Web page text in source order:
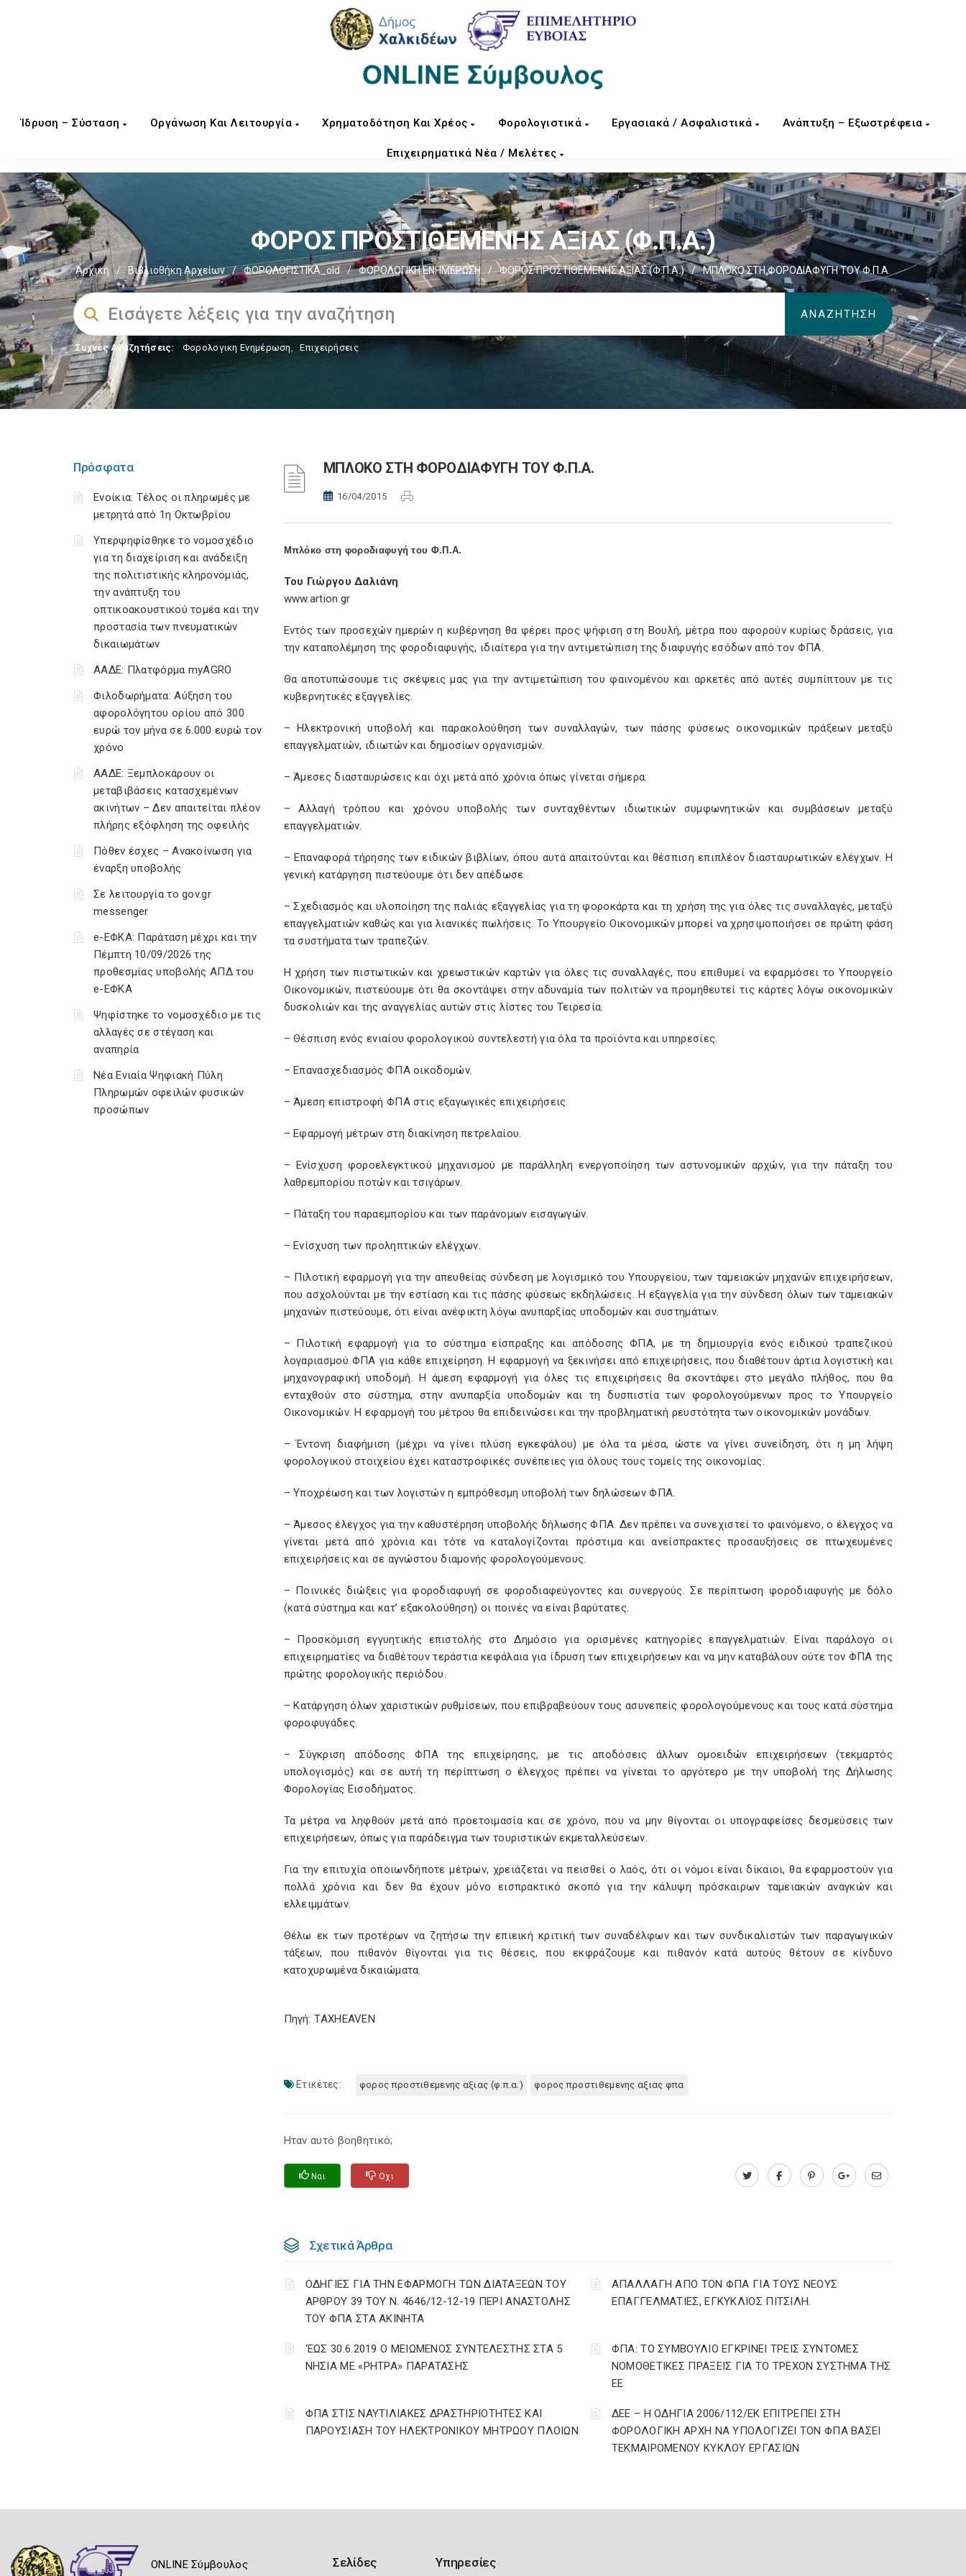
Ίδρυση – Σύσταση Οργάνωση Και Λειτουργία Χρηματοδότηση Και Χρέος Φορολογιστικά Εργασιακά / Ασφαλιστικά Ανάπτυξη – Εξωστρέφεια
Επιχειρηματικά Νέα / Μελέτες
ΦΟΡΟΣ ΠΡΟΣΤΙΘΕΜΕΝΗΣ ΑΞΙΑΣ (Φ.Π.Α.)
Αρχική / Βιβλιοθήκη Αρχείων / ΦΟΡΟΛΟΓΙΣΤΙΚΑ_old / ΦΟΡΟΛΟΓΙΚΗ ΕΝΗΜΕΡΩΣΗ / ΦΟΡΟΣ ΠΡΟΣΤΙΘΕΜΕΝΗΣ ΑΞΙΑΣ (Φ.Π.Α.) / ΜΠΛΟΚΟ ΣΤΗ ΦΟΡΟΔΙΑΦΥΓΗ ΤΟΥ Φ.Π.Α.
Συχνές Αναζητήσεις: Φορολογικη Ενημέρωση, Επιχειρήσεις
Πρόσφατα
Ενοίκια: Τέλος οι πληρωμές με
μετρητά από 1η Οκτωβρίου
Υπερψηφίσθηκε το νομοσχέδιο
για τη διαχείριση και ανάδειξη
της πολιτιστικής κληρονομιάς,
την ανάπτυξη του
οπτικοακουστικού τομέα και την
προστασία των πνευματικών
δικαιωμάτων
ΑΑΔΕ: Πλατφόρμα myAGRO
Φιλοδωρήματα: Αύξηση του
αφορολόγητου ορίου από 300
ευρώ τον μήνα σε 6.000 ευρώ τον
χρόνο
ΑΑΔΕ: Ξεμπλοκάρουν οι
μεταβιβάσεις κατασχεμένων
ακινήτων – Δεν απαιτείται πλέον
πλήρης εξόφληση της οφειλής
Πόθεν έσχες – Ανακοίνωση για
έναρξη υποβολής
Σε λειτουργία το gov.gr
messenger
e-ΕΦΚΑ: Παράταση μέχρι και την
Πέμπτη 10/09/2026 της
προθεσμίας υποβολής ΑΠΔ του
e-ΕΦΚΑ
Ψηφίστηκε το νομοσχέδιο με τις
αλλαγές σε στέγαση και
αναπηρία
Νέα Ενιαία Ψηφιακή Πύλη
Πληρωμών οφειλών φυσικών
προσώπων
ΜΠΛΟΚΟ ΣΤΗ ΦΟΡΟΔΙΑΦΥΓΗ ΤΟΥ Φ.Π.Α.
16/04/2015
Μπλόκο στη φοροδιαφυγή του Φ.Π.Α.
Του Γιώργου Δαλιάνη
www.artion.gr
Εντός των προσεχών ημερών η κυβέρνηση θα φέρει προς ψήφιση στη Βουλή, μέτρα που αφορούν κυρίως δράσεις, για
την καταπολέμηση της φοροδιαφυγής, ιδιαίτερα για την αντιμετώπιση της διαφυγής εσόδων από τον ΦΠΑ.
Θα αποτυπώσουμε τις σκέψεις μας για την αντιμετώπιση του φαινομένου και αρκετές από αυτές συμπίπτουν με τις
κυβερνητικές εξαγγελίες.
– Ηλεκτρονική υποβολή και παρακολούθηση των συναλλαγών, των πάσης φύσεως οικονομικών πράξεων μεταξύ
επαγγελματιών, ιδιωτών και δημοσίων οργανισμών.
– Άμεσες διασταυρώσεις και όχι μετά από χρόνια όπως γίνεται σήμερα.
– Αλλαγή τρόπου και χρόνου υποβολής των συνταχθέντων ιδιωτικών συμφωνητικών και συμβάσεων μεταξύ
επαγγελματιών.
– Επαναφορά τήρησης των ειδικών βιβλίων, όπου αυτά απαιτούνται και θέσπιση επιπλέον διασταυρωτικών ελέγχων. Η
γενική κατάργηση πιστεύουμε ότι δεν απέδωσε.
– Σχεδιασμός και υλοποίηση της παλιάς εξαγγελίας για τη φοροκάρτα και τη χρήση της για όλες τις συναλλαγές, μεταξύ
επαγγελματιών καθώς και για λιανικές πωλήσεις. Το Υπουργείο Οικονομικών μπορεί να χρησιμοποιήσει σε πρώτη φάση
τα συστήματα των τραπεζών.
Η χρήση των πιστωτικών και χρεωστικών καρτών για όλες τις συναλλαγές, που επιθυμεί να εφαρμόσει το Υπουργείο
Οικονομικών, πιστεύουμε ότι θα σκοντάψει στην αδυναμία των πολιτών να προμηθευτεί τις κάρτες λόγω οικονομικών
δυσκολιών και της αναγγελίας αυτών στις λίστες του Τειρεσία.
– Θέσπιση ενός ενιαίου φορολογικού συντελεστή για όλα τα προϊόντα και υπηρεσίες.
– Επανασχεδιασμός ΦΠΑ οικοδομών.
– Άμεση επιστροφή ΦΠΑ στις εξαγωγικές επιχειρήσεις.
– Εφαρμογή μέτρων στη διακίνηση πετρελαίου.
– Ενίσχυση φοροελεγκτικού μηχανισμού με παράλληλη ενεργοποίηση των αστυνομικών αρχών, για την πάταξη του
λαθρεμπορίου ποτών και τσιγάρων.
– Πάταξη του παραεμπορίου και των παράνομων εισαγωγών.
– Ενίσχυση των προληπτικών ελέγχων.
– Πιλοτική εφαρμογή για την απευθείας σύνδεση με λογισμικό του Υπουργείου, των ταμειακών μηχανών επιχειρήσεων,
που ασχολούνται με την εστίαση και τις πάσης φύσεως εκδηλώσεις. Η εξαγγελία για την σύνδεση όλων των ταμειακών
μηχανών πιστεύουμε, ότι είναι ανέφικτη λόγω ανυπαρξίας υποδομών και συστημάτων.
– Πιλοτική εφαρμογή για το σύστημα είσπραξης και απόδοσης ΦΠΑ, με τη δημιουργία ενός ειδικού τραπεζικού
λογαριασμού ΦΠΑ για κάθε επιχείρηση. Η εφαρμογή να ξεκινήσει από επιχειρήσεις, που διαθέτουν άρτια λογιστική και
μηχανογραφική υποδομή. Η άμεση εφαρμογή για όλες τις επιχειρήσεις θα σκοντάψει στο μεγάλο πλήθος, που θα
ενταχθούν στο σύστημα, στην ανυπαρξία υποδομών και τη δυσπιστία των φορολογούμενων προς το Υπουργείο
Οικονομικών. Η εφαρμογή του μέτρου θα επιδεινώσει και την προβληματική ρευστότητα των οικονομικών μονάδων.
– Έντονη διαφήμιση (μέχρι να γίνει πλύση εγκεφάλου) με όλα τα μέσα, ώστε να γίνει συνείδηση, ότι η μη λήψη
φορολογικού στοιχείου έχει καταστροφικές συνέπειες για όλους τους τομείς της οικονομίας.
– Υποχρέωση και των λογιστών η εμπρόθεσμη υποβολή των δηλώσεων ΦΠΑ.
– Άμεσος έλεγχος για την καθυστέρηση υποβολής δήλωσης ΦΠΑ. Δεν πρέπει να συνεχιστεί το φαινόμενο, ο έλεγχος να
γίνεται μετά από χρόνια και τότε να καταλογίζονται πρόστιμα και ανείσπρακτες προσαυξήσεις σε πτωχευμένες
επιχειρήσεις και σε αγνώστου διαμονής φορολογούμενους.
– Ποινικές διώξεις για φοροδιαφυγή σε φοροδιαφεύγοντες και συνεργούς. Σε περίπτωση φοροδιαφυγής με δόλο
(κατά σύστημα και κατ’ εξακολούθηση) οι ποινές να είναι βαρύτατες.
– Προσκόμιση εγγυητικής επιστολής στο Δημόσιο για ορισμένες κατηγορίες επαγγελματιών. Είναι παράλογο οι
επιχειρηματίες να διαθέτουν τεράστια κεφάλαια για ίδρυση των επιχειρήσεων και να μην καταβάλουν ούτε τον ΦΠΑ της
πρώτης φορολογικής περιόδου.
– Κατάργηση όλων χαριστικών ρυθμίσεων, που επιβραβεύουν τους ασυνεπείς φορολογούμενους και τους κατά σύστημα
φοροφυγάδες.
– Σύγκριση απόδοσης ΦΠΑ της επιχείρησης, με τις αποδόσεις άλλων ομοειδών επιχειρήσεων (τεκμαρτός
υπολογισμός) και σε αυτή τη περίπτωση ο έλεγχος πρέπει να γίνεται το αργότερο με την υποβολή της Δήλωσης
Φορολογίας Εισοδήματος.
Τα μέτρα να ληφθούν μετά από προετοιμασία και σε χρόνο, που να μην θίγονται οι υπογραφείσες δεσμεύσεις των
επιχειρήσεων, όπως για παράδειγμα των τουριστικών εκμεταλλεύσεων.
Για την επιτυχία οποιωνδήποτε μέτρων, χρειάζεται να πεισθεί ο λαός, ότι οι νόμοι είναι δίκαιοι, θα εφαρμοστούν για
πολλά χρόνια και δεν θα έχουν μόνο εισπρακτικό σκοπό για την κάλυψη πρόσκαιρων ταμειακών αναγκών και
ελλειμμάτων.
Θέλω εκ των προτέρων να ζητήσω την επιεική κριτική των συναδέλφων και των συνδικαλιστών των παραγωγικών
τάξεων, που πιθανόν θίγονται για τις θέσεις, που εκφράζουμε και πιθανόν κατά αυτούς θέτουν σε κίνδυνο
κατοχυρωμένα δικαιώματα.
Πηγή: TAXHEAVEN
Ετικέτες: φορος προστιθεμενης αξιας (φ.π.α.) φορος προστιθεμενης αξιας φπα
Ηταν αυτό βοηθητικό;
Ναι Οχι
Σχετικά Άρθρα
ΟΔΗΓΙΕΣ ΓΙΑ ΤΗΝ ΕΦΑΡΜΟΓΗ ΤΩΝ ΔΙΑΤΑΞΕΩΝ ΤΟΥ
ΑΡΘΡΟΥ 39 ΤΟΥ Ν. 4646/12-12-19 ΠΕΡΙ ΑΝΑΣΤΟΛΗΣ
ΤΟΥ ΦΠΑ ΣΤΑ ΑΚΙΝΗΤΑ
ΑΠΑΛΛΑΓΗ ΑΠΟ ΤΟΝ ΦΠΑ ΓΙΑ ΤΟΥΣ ΝΕΟΥΣ
ΕΠΑΓΓΕΛΜΑΤΙΕΣ, ΕΓΚΥΚΛΙΟΣ ΠΙΤΣΙΛΗ.
‘ΕΩΣ 30.6.2019 Ο ΜΕΙΩΜΕΝΟΣ ΣΥΝΤΕΛΕΣΤΗΣ ΣΤΑ 5
ΝΗΣΙΑ ΜΕ «ΡΗΤΡΑ» ΠΑΡΑΤΑΣΗΣ
ΦΠΑ: ΤΟ ΣΥΜΒΟΥΛΙΟ ΕΓΚΡΙΝΕΙ ΤΡΕΙΣ ΣΥΝΤΟΜΕΣ
ΝΟΜΟΘΕΤΙΚΕΣ ΠΡΑΞΕΙΣ ΓΙΑ ΤΟ ΤΡΕΧΟΝ ΣΥΣΤΗΜΑ ΤΗΣ
ΕΕ
ΦΠΑ ΣΤΙΣ ΝΑΥΤΙΛΙΑΚΕΣ ΔΡΑΣΤΗΡΙΟΤΗΤΕΣ ΚΑΙ
ΠΑΡΟΥΣΙΑΣΗ ΤΟΥ ΗΛΕΚΤΡΟΝΙΚΟΥ ΜΗΤΡΩΟΥ ΠΛΟΙΩΝ
ΔΕΕ – Η ΟΔΗΓΙΑ 2006/112/ΕΚ ΕΠΙΤΡΕΠΕΙ ΣΤΗ
ΦΟΡΟΛΟΓΙΚΗ ΑΡΧΗ ΝΑ ΥΠΟΛΟΓΙΖΕΙ ΤΟΝ ΦΠΑ ΒΑΣΕΙ
ΤΕΚΜΑΙΡΟΜΕΝΟΥ ΚΥΚΛΟΥ ΕΡΓΑΣΙΩΝ
ONLINE Σύμβουλος Σελίδες Υπηρεσίες